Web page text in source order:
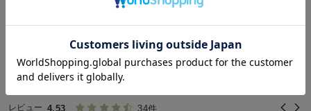
お気に入り商品を確認する
ベビー全商品 ベビー服 ＞ ベビー 小物
ベビー 小物 (緑/グリーン)
の高評価レビュー
レビュー 4.53 34件